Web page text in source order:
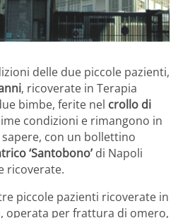
delle due piccole pazienti,
, ricoverate in Terapia
bimbe, ferite nel crollo di
condizioni e rimangono in
con un bollettino
‘Santobono’ di Napoli
ricoverate.
piccole pazienti ricoverate in
operata per frattura di omero,